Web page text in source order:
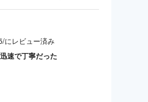
にレビュー済み
速で丁寧だった